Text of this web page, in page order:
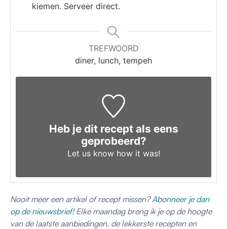
kiemen. Serveer direct.
TREFWOORD
diner, lunch, tempeh
Heb je dit recept als eens
geprobeerd?
Let us knowhow it was!
Nooit meer een artikel of recept missen?Abonneer je dan
op de nieuwsbrief!Elke maandag breng ik je op de hoogte
van de laatste aanbiedingen, de lekkerste recepten en